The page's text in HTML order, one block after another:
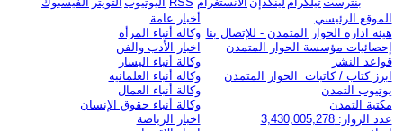
الموقع الرئيسي
هيئة ادارة الحوار المتمدن - للإتصال بنا
إحصائيات مؤسسة الحوار المتمدن
قواعد النشر
ابرز كتاب / كاتبات الحوار المتمدن
يوتيوب التمدن
مكتبة التمدن
عدد الزوار: 3,430,005,278
أخبار عامة
وكالة أنباء المرأة
اخبار الأدب والفن
وكالة أنباء اليسار
وكالة أنباء العلمانية
وكالة أنباء العمال
وكالة أنباء حقوق الإنسان
اخبار الرياضة